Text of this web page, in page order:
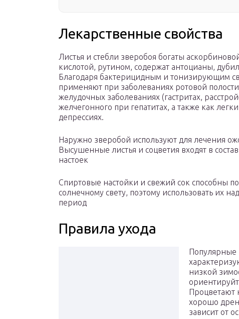
Лекарственные свойства
Листья и стебли зверобоя богаты
кислотой, рутином, содержат антоцианы,
Благодаря бактерицидным и тонизирующим
применяют при заболеваниях ротовой
желудочных заболеваниях (гастритах,
желчегонного при гепатитах, а также как
депрессиях.
Наружно зверобой используют для лечения
Высушенные листья и соцветия входят в
настоек
Спиртовые настойки и свежий сок способны
солнечному свету, поэтому использовать их
период
Правила ухода
Популярные
низкой
Процветают
хорошо
зависит от